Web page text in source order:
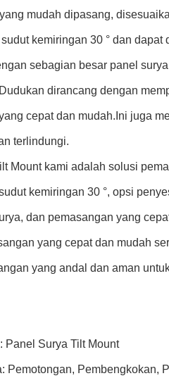
mudah dipasang,
kemiringan 30 ° dan
sebagian besar panel
dirancang dengan
cepat dan mudah.Ini juga
terlindungi.
Mount kami adalah solusi
kemiringan 30 °, opsi
dan pemasangan yang
yang cepat dan mudah
yang andal dan aman
Panel Surya Tilt Mount
Pemotongan, Pembengkokan,